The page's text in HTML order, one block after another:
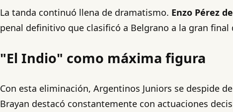
La tanda continuó llena de dramatismo. Enzo Pérez
penal definitivo que clasificó a Belgrano a la gran
"El Indio" como máxima figura
Con esta eliminación, Argentinos Juniors se despide
Brayan destacó constantemente con actuaciones